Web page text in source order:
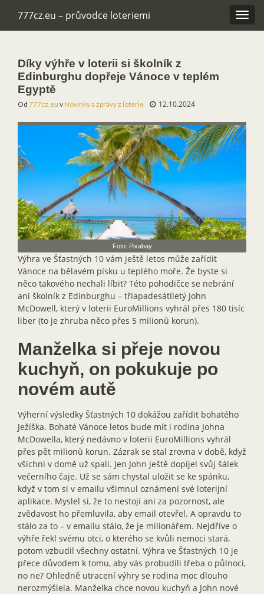
777cz.eu – průvodce loteriemi
Díky výhře v loterii si školník z
Edinburghu dopřeje Vánoce v teplém
Egyptě
Od 777cz.eu vNovinky a zprávy z loterie 12.10.2024
Foto: Pixabay
Výhra ve Šťastných 10 vám ještě letos může zařídit
Vánoce na bělavém písku u teplého moře. Že byste si
něco takového nechali líbit? Této pohodičce se nebrání
ani školník z Edinburghu – třiapadesátiletý John
McDowell, který v loterii EuroMillions vyhrál přes 180 tisíc
liber (to je zhruba něco přes 5 milionů korun).
Manželka si přeje novou
kuchyň, on pokukuje po
novém autě
Výherní výsledky Šťastných 10 dokážou zařídit bohatého
Ježíška. Bohaté Vánoce letos bude mít i rodina Johna
McDowella, který nedávno v loterii EuroMillions vyhrál
přes pět milionů korun. Zázrak se stal zrovna v době, když
všichni v domě už spali. Jen John ještě dopíjel svůj šálek
večerního čaje. Už se sám chystal uložit se ke spánku,
když v tom si v emailu všimnul oznámení své loterijní
aplikace. Myslel si, že to nestojí ani za pozornost, ale
zvědavost ho přemluvila, aby email otevřel. A opravdu to
stálo za to – v emailu stálo, že je milionářem. Nejdříve o
výhře řekl svému otci, o kterého se kvůli nemoci stará,
potom vzbudil všechny ostatní. Výhra ve Šťastných 10 je
přece důvodem k tomu, aby vás probudili třeba o půlnoci,
no ne? Ohledně utracení výhry se rodina moc dlouho
nerozmýšlela. Manželka chce novou kuchyň a John nové